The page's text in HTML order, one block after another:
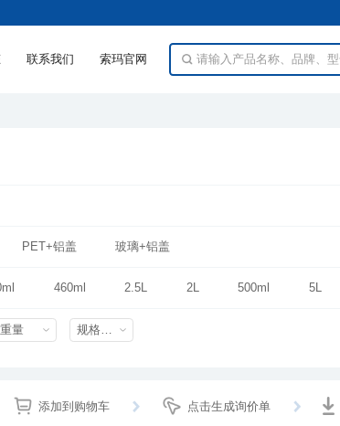
联系我们 索玛官网
PET+铝盖 玻璃+铝盖
460ml 2.5L 2L 500ml 5L
360ml
重量 规格特性
添加到购物车 点击生成询价单